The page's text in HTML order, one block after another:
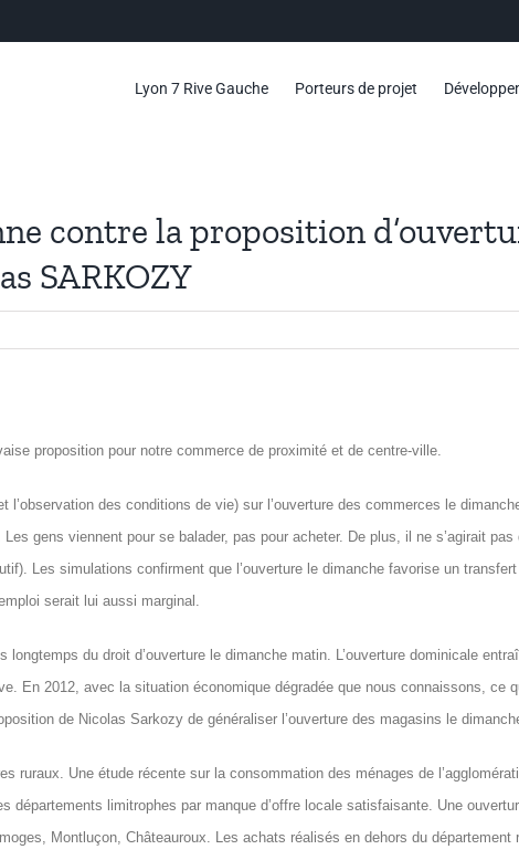
Lyon 7 Rive Gauche Porteurs de projet
contre la proposition
SARKOZY
proposition pour notre commerce de proximité et de centre-ville.
l’observation des conditions de vie) sur l’ouverture des commerces le
gens viennent pour se balader, pas pour acheter. De plus, il ne s’agirait
Les simulations confirment que l’ouverture le dimanche favorise un
serait lui aussi marginal.
du droit d’ouverture le dimanche matin. L’ouverture dominicale
En 2012, avec la situation économique dégradée que nous connaissons, ce
de Nicolas Sarkozy de généraliser l’ouverture des magasins le
ruraux. Une étude récente sur la consommation des ménages de
départements limitrophes par manque d’offre locale satisfaisante. Une
Montluçon, Châteauroux. Les achats réalisés en dehors du département